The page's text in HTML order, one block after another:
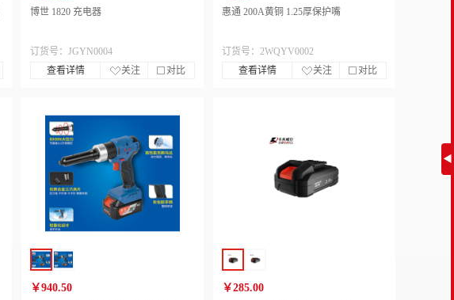
◀
博世 1820 充电器
订货号：JGYN0004
查看详情
关注 对比
惠通 200A黄铜 1.25厚保护嘴
订货号：2WQYV0002
查看详情
关注 对比
￥940.50 ￥285.00